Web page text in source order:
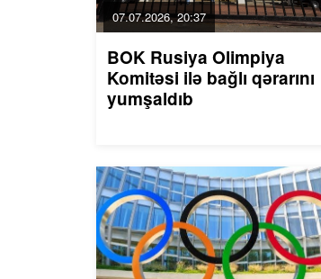
07.07.2026, 20:37
BOK Rusiya Olimpiya
Komitəsi ilə bağlı qərarını
yumşaldıb